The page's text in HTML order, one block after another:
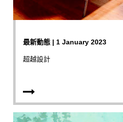
最新動態 | 1 January 2023
超越設計